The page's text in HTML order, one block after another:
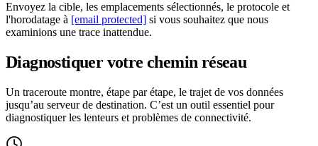
Envoyez la cible, les emplacements sélectionnés, le protocole et
l'horodatage à [email protected] si vous souhaitez que nous
examinions une trace inattendue.
Diagnostiquer votre chemin réseau
Un traceroute montre, étape par étape, le trajet de vos données
jusqu’au serveur de destination. C’est un outil essentiel pour
diagnostiquer les lenteurs et problèmes de connectivité.